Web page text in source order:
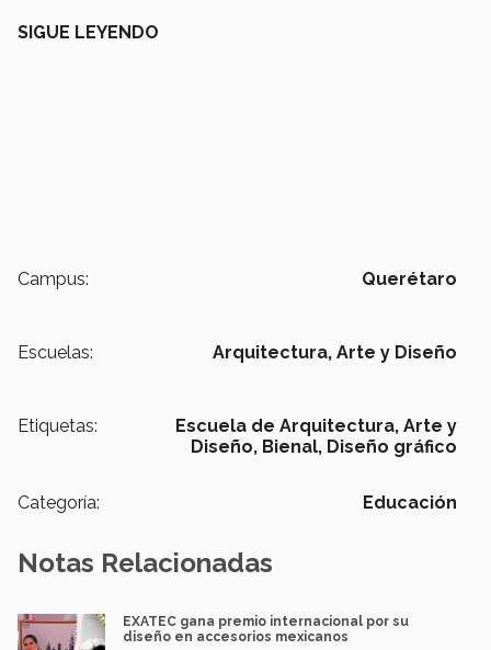
SIGUE LEYENDO
Campus: Querétaro
Escuelas: Arquitectura, Arte y Diseño
Etiquetas:
Escuela de Arquitectura, Arte y
Diseño, Bienal, Diseño gráfico
Categoría: Educación
Notas Relacionadas
EXATEC gana premio internacional por su
diseño en accesorios mexicanos